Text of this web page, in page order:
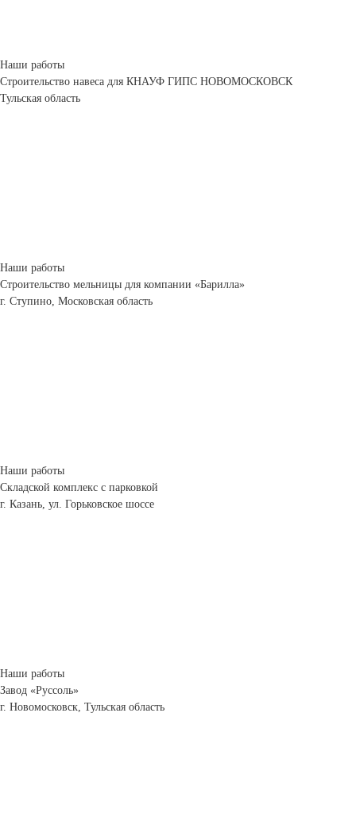
Наши работы
Строительство навеса для КНАУФ ГИПС НОВОМОСКОВСК
Тульская область
Наши работы
Строительство мельницы для компании «Барилла»
г. Ступино, Московская область
Наши работы
Складской комплекс с парковкой
г. Казань, ул. Горьковское шоссе
Наши работы
Завод «Руссоль»
г. Новомосковск, Тульская область